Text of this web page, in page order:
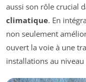
aussi son rôle crucial
climatique. En
non seulement
ouvert la voie à une
installations au